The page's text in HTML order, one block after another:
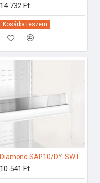
14 732 Ft
Kosárba teszem
10 541 Ft